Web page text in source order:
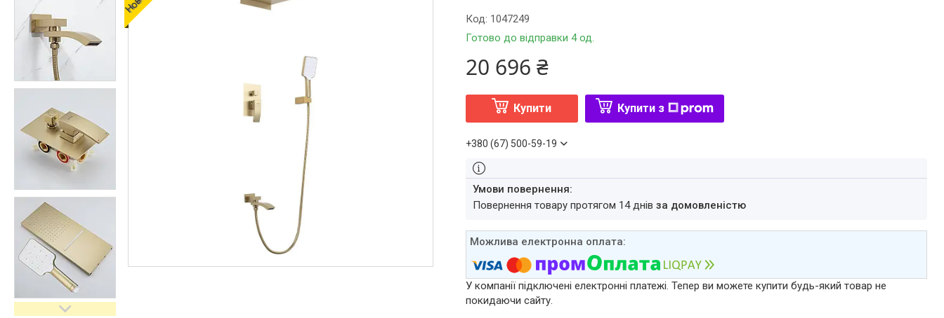
Аксесуари для ванної
кімнати
Запчастини та комплектуючі
Гнучкі шланги (підведення)
Кухонні мийки
Рушникосушарки
Матеріали для влаштування
теплої підлоги
Запірно-регулююча
арматура
Фільтри для води
Насосне обладнання
Інструмент
Пакувальні сантехнічні
Готово до відправки 4 од.
Код: 1047249
20 696 ₴
Купити Купити з
+380 (67) 500-59-19
повернення товару протягом 14 днів за домовленістю
У компанії підключені електронні платежі. Тепер ви можете купити будь-який товар не
покидаючи сайту.